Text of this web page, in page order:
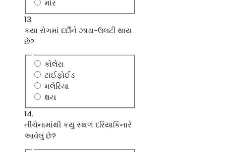
મોર
13.
કયા રોગમાં દર્દીને ઝાડા-ઉલટી થાય
છે?
કોલેરા
ટાઈફોઈડ
મલેરિયા
ક્ષય
14.
નીચેનામાંથી કયું સ્થળ દરિયાકિનારે
આવેલું છે?